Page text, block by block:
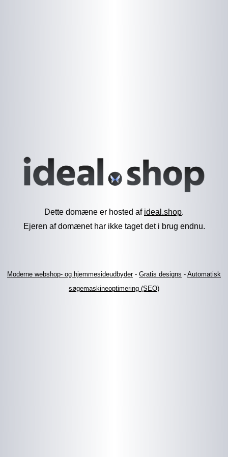
Dette domæne er hosted af ideal.shop.
Ejeren af domænet har ikke taget det i brug endnu.
Moderne webshop- og hjemmesideudbyder- Gratis designs - Automatisk
søgemaskineoptimering (SEO)